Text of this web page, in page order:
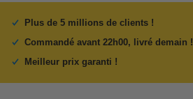
Plus de 5 millions de clients !
Commandé avant 22h00, livré demain !
Meilleur prix garanti !